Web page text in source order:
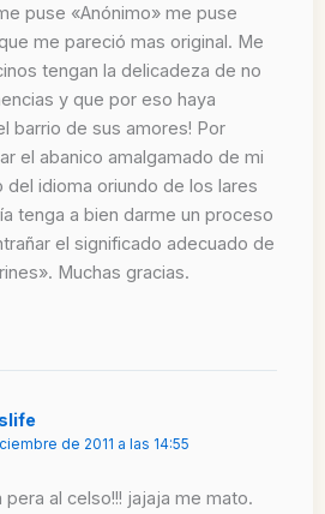
puse «Anónimo» me puse
me pareció mas original. Me
tengan la delicadeza de no
y que por eso haya
barrio de sus amores! Por
el abanico amalgamado de mi
del idioma oriundo de los lares
tenga a bien darme un proceso
el significado adecuado de
Muchas gracias.
de 2011 a las 14:55
al celso!!! jajaja me mato.